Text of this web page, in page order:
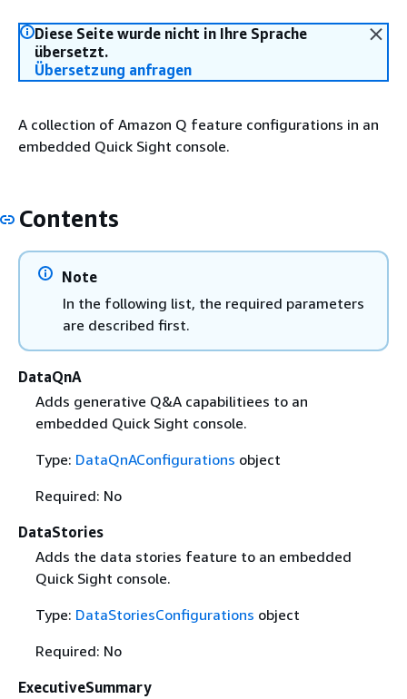
Diese Seite wurde nicht in Ihre Sprache
übersetzt.
Übersetzung anfragen
A collection of Amazon Q feature configurations in an
embedded Quick Sight console.
Contents
Note
In the following list, the required parameters
are described first.
DataQnA
Adds generative Q&A capabilitiees to an
embedded Quick Sight console.
Type: DataQnAConfigurations object
Required: No
DataStories
Adds the data stories feature to an embedded
Quick Sight console.
Type: DataStoriesConfigurations object
Required: No
ExecutiveSummary